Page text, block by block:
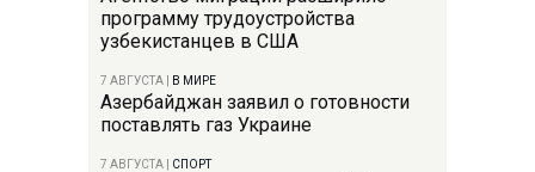
программу трудоустройства
узбекистанцев в США
7 АВГУСТА В МИРЕ
Азербайджан заявил о готовности
поставлять газ Украине
7 АВГУСТА СПОРТ